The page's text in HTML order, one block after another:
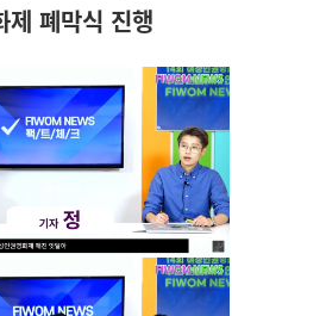
제 폐막식 진행